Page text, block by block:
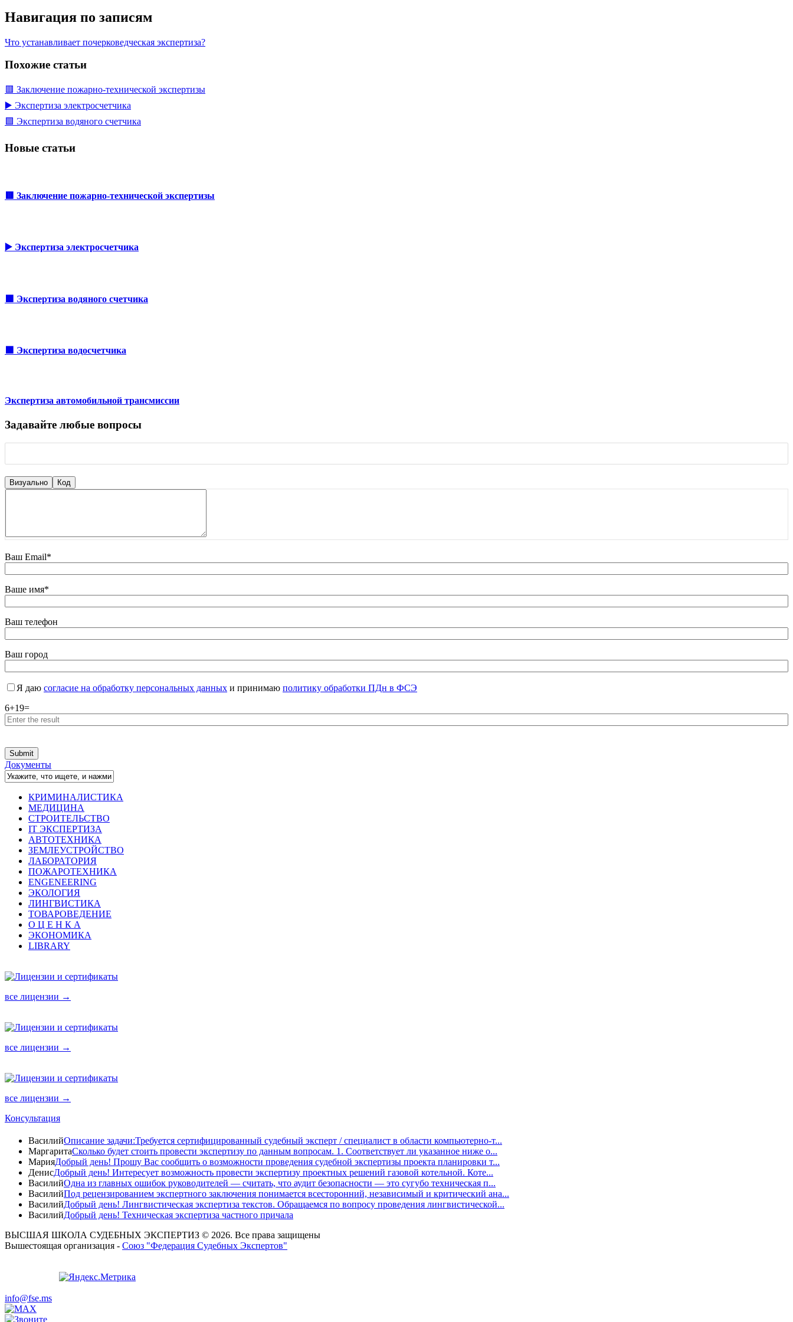
Навигация по записям
Что устанавливает почерковедческая экспертиза?
Похожие статьи
🟥 Заключение пожарно-технической экспертизы
▶️ Экспертиза электросчетчика
🟩 Экспертиза водяного счетчика
Новые статьи
🟥 Заключение пожарно-технической экспертизы
▶️ Экспертиза электросчетчика
🟩 Экспертиза водяного счетчика
🟩 Экспертиза водосчетчика
Экспертиза автомобильной трансмиссии
Задавайте любые вопросы
Визуально Код
Ваш Email*
Ваше имя*
Ваш телефон
Ваш город
Я даю согласие на обработку персональных данных и принимаю политику обработки ПДн в ФСЭ
6+19=
Документы
КРИМИНАЛИСТИКА
МЕДИЦИНА
СТРОИТЕЛЬСТВО
IT ЭКСПЕРТИЗА
АВТОТЕХНИКА
ЗЕМЛЕУСТРОЙСТВО
ЛАБОРАТОРИЯ
ПОЖАРОТЕХНИКА
ENGENEERING
ЭКОЛОГИЯ
ЛИНГВИСТИКА
ТОВАРОВЕДЕНИЕ
О Ц Е Н К А
ЭКОНОМИКА
LIBRARY
все лицензии →
все лицензии →
все лицензии →
Консультация
ВасилийОписание задачи:Требуется сертифицированный судебный эксперт / специалист в области компьютерно-т...
МаргаритаСколько будет стоить провести экспертизу по данным вопросам. 1. Соответствует ли указанное ниже о...
МарияДобрый день! Прошу Вас сообщить о возможности проведения судебной экспертизы проекта планировки т...
ДенисДобрый день! Интересует возможность провести экспертизу проектных решений газовой котельной. Коте...
ВасилийОдна из главных ошибок руководителей — считать, что аудит безопасности — это сугубо техническая п...
ВасилийПод рецензированием экспертного заключения понимается всесторонний, независимый и критический ана...
ВасилийДобрый день! Лингвистическая экспертиза текстов. Обращаемся по вопросу проведения лингвистической...
ВасилийДобрый день! Техническая экспертиза частного причала
ВЫСШАЯ ШКОЛА СУДЕБНЫХ ЭКСПЕРТИЗ © 2026. Все права защищены
Вышестоящая организация - Союз "Федерация Судебных Экспертов"
info@fse.ms